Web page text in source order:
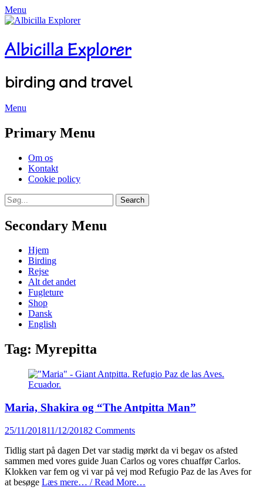
Menu
Albicilla Explorer
birding and travel
Menu
Primary Menu
Skip
content
Om os
Kontakt
Cookie policy
Search
Search
for:
Secondary Menu
Skip
content
Hjem
Birding
Rejse
Alt det andet
Fugleture
Shop
Dansk
English
Tag: Myrepitta
Maria, Shakira og “The Antpitta Man”
Posted
25/11/201811/12/20182 Comments
Tidlig start på dagen Det var stadig mørkt da vi begav os afsted
sammen med vores guide Juan Carlos og vores chuaffør Carlos.
Klokken var fem og vi var på vej mod Refugio Paz de las Aves for
at besøge Læs mere… / Read More…